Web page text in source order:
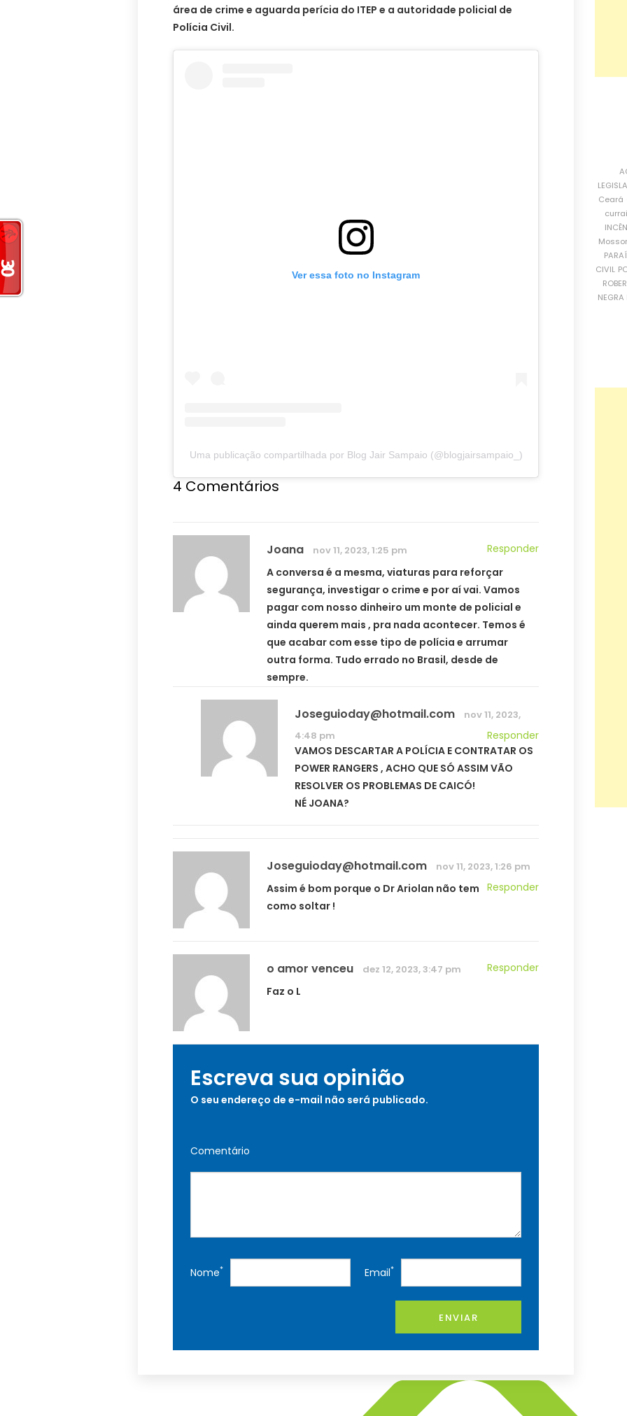
área de crime e aguarda perícia do ITEP e a autoridade policial de
Polícia Civil.
Ver essa foto no Instagram
Uma publicação compartilhada por Blog Jair Sampaio (@blogjairsampaio_)
4 Comentários
Joana nov 11, 2023, 1:25 pm
Responder
A conversa é a mesma, viaturas para reforçar
segurança, investigar o crime e por aí vai. Vamos
pagar com nosso dinheiro um monte de policial e
ainda querem mais , pra nada acontecer. Temos é
que acabar com esse tipo de polícia e arrumar
outra forma. Tudo errado no Brasil, desde de
sempre.
Joseguioday@hotmail.com
nov 11, 2023,
4:48 pm
Responder
VAMOS DESCARTAR A POLÍCIA E CONTRATAR OS
POWER RANGERS , ACHO QUE SÓ ASSIM VÃO
RESOLVER OS PROBLEMAS DE CAICÓ!
NÉ JOANA?
Joseguioday@hotmail.com nov 11, 2023, 1:26 pm
Responder
Assim é bom porque o Dr Ariolan não tem
como soltar !
o amor venceu dez 12, 2023, 3:47 pm
Responder
Faz o L
Escreva sua opinião
O seu endereço de e-mail não será publicado.
Comentário
Nome* Email*
ENVIAR
Ceará
CIVIL
NEGRA